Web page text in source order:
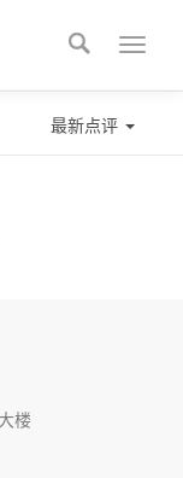
Toggle

最新点评
楼